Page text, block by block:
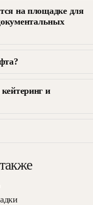
на площадке для
и